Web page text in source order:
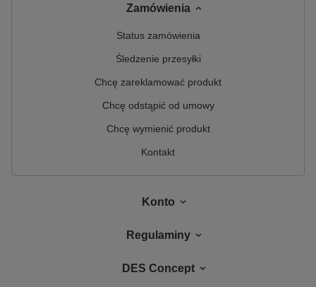
Zamówienia
Status zamówienia
Śledzenie przesyłki
Chcę zareklamować produkt
Chcę odstąpić od umowy
Chcę wymienić produkt
Kontakt
Konto
Regulaminy
DES Concept